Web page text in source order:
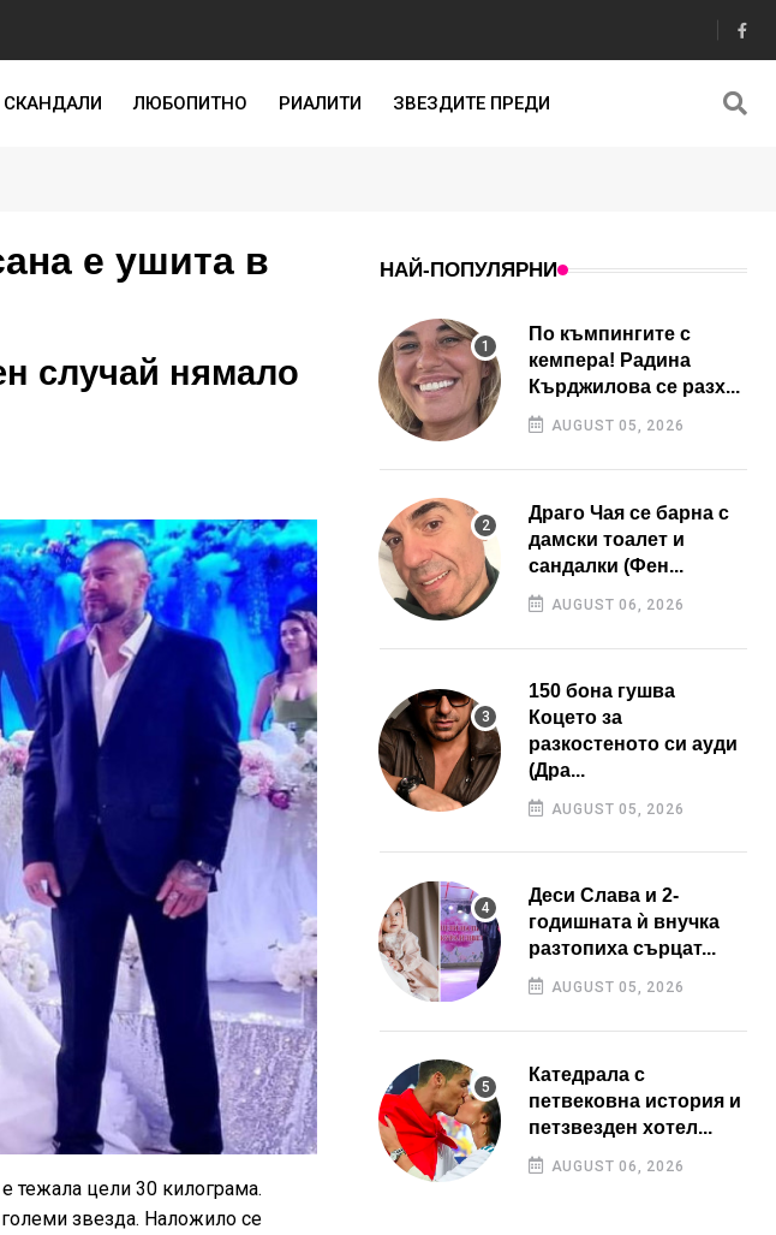
СКАНДАЛИ ЛЮБОПИТНО РИАЛИТИ ЗВЕЗДИТЕ ПРЕДИ
е ушита в
случай нямало
тежала цели 30 килограма.
звезда. Наложило се
НАЙ-ПОПУЛЯРНИ
По къмпингите с
кемпера! Радина
Кърджилова се разх...
AUGUST 05, 2026
Драго Чая се барна с
дамски тоалет и
сандалки (Фен...
AUGUST 06, 2026
150 бона гушва
Коцето за
разкостеното си ауди
(Дра...
AUGUST 05, 2026
Деси Слава и 2-
годишната ѝ внучка
разтопиха сърцат...
AUGUST 05, 2026
Катедрала с
петвековна история и
петзвезден хотел...
AUGUST 06, 2026